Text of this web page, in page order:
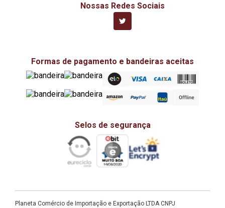
Nossas Redes Sociais
Formas de pagamento e bandeiras aceitas
Selos de segurança
Planeta Comércio de Importação e Exportação LTDA CNPJ